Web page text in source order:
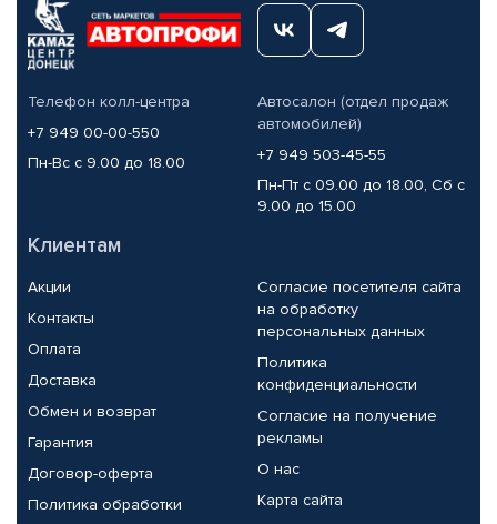
Телефон колл-центра
+7 949 00-00-550
Пн-Вс с 9.00 до 18.00
Автосалон (отдел продаж
автомобилей)
+7 949 503-45-55
Пн-Пт с 09.00 до 18.00, Сб с
9.00 до 15.00
Клиентам
Акции
Контакты
Оплата
Доставка
Обмен и возврат
Гарантия
Договор-оферта
Политика обработки
Согласие посетителя сайта
на обработку
персональных данных
Политика
конфиденциальности
Согласие на получение
рекламы
О нас
Карта сайта